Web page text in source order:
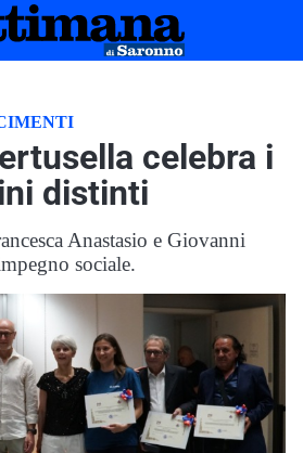
celebra i
distinti
Anastasio e Giovanni
sociale.